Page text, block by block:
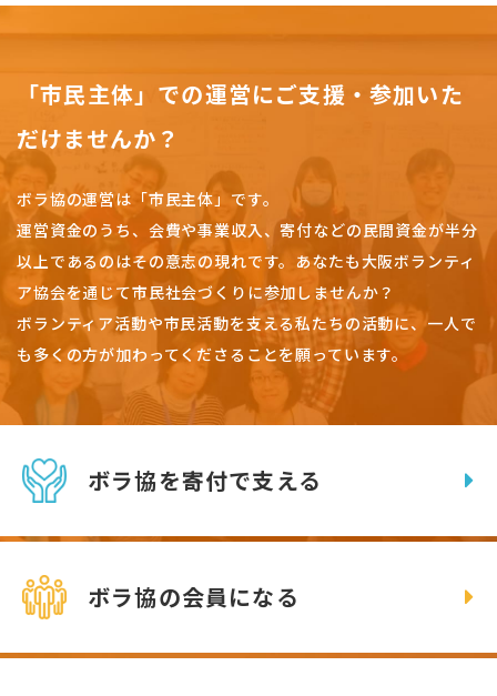
「市民主体」での運営にご支援・参加いた
だけませんか？
ボラ協の運営は「市民主体」です。
運営資金のうち、会費や事業収入、寄付などの民間資金が半分
以上であるのはその意志の現れです。 あなたも大阪ボランティ
ア協会を通じて市民社会づくりに参加しませんか？
ボランティア活動や市民活動を支える私たちの活動に、一人で
も多くの方が加わってくださることを願っています。
ボラ協を寄付で支える
ボラ協の会員になる